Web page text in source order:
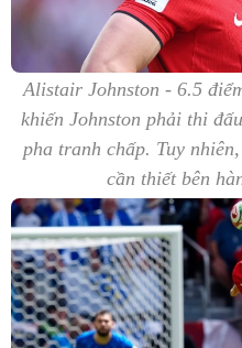
Alistair Johnston - 6.5
khiến Johnston phải thi
pha tranh chấp. Tuy
cần thiết bên